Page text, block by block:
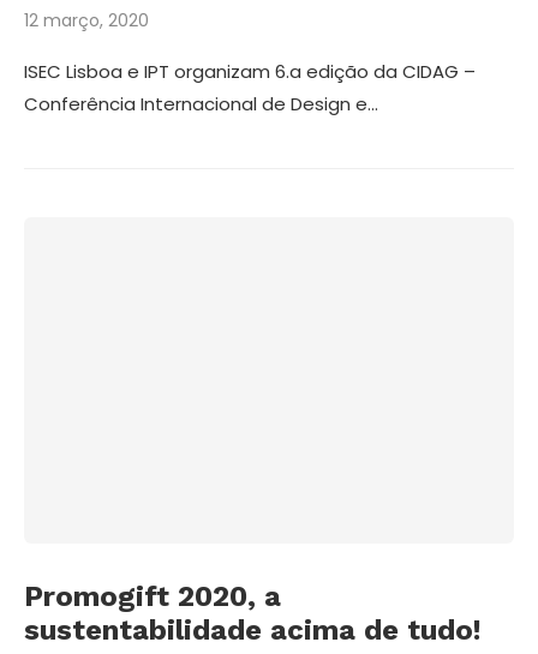
12 março, 2020
ISEC Lisboa e IPT organizam 6.a edição da CIDAG –
Conferência Internacional de Design e…
Promogift 2020, a
sustentabilidade acima de tudo!